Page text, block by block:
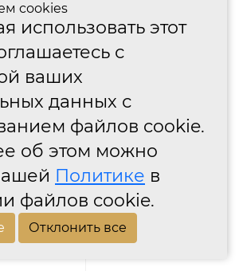
cookies
использовать этот
с
ваших
данных с
файлов cookie.
об этом можно
Политике в
файлов cookie.
Отклонить все